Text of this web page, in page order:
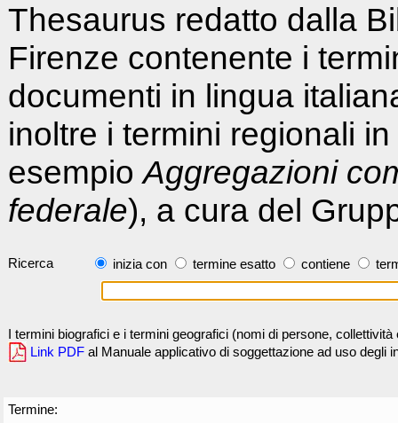
Thesaurus redatto dalla
Firenze contenente i
documenti in lingua
inoltre i termini regionali
esempioAggregazioni
federale), a cura del
Ricerca inizia con termine esatto contiene
I termini biografici e i termini geografici (nomi di persone,
Link PDF al Manuale applicativo di soggettazione ad uso degli
Termine: